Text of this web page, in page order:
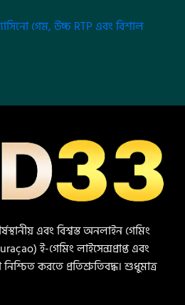
গেম, উচ্চ RTP এবং বিশাল
এবং বিশ্বস্ত অনলাইন গেমিং
ই-গেমিং লাইসেন্সপ্রাপ্ত এবং
নিশ্চিত করতে প্রতিশ্রুতিবদ্ধ। শুধুমাত্র